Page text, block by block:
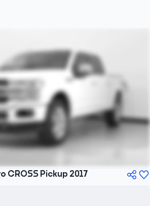
CROSS Pickup 2017